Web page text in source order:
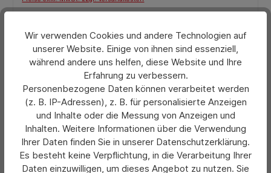
Wir verwenden Cookies und andere Technologien auf
unserer Website. Einige von ihnen sind essenziell,
während andere uns helfen, diese Website und Ihre
Erfahrung zu verbessern.
Personenbezogene Daten können verarbeitet werden
(z. B. IP-Adressen), z. B. für personalisierte Anzeigen
und Inhalte oder die Messung von Anzeigen und
Inhalten. Weitere Informationen über die Verwendung
Ihrer Daten finden Sie in unserer Datenschutzerklärung.
Es besteht keine Verpflichtung, in die Verarbeitung Ihrer
Daten einzuwilligen, um dieses Angebot zu nutzen. Sie